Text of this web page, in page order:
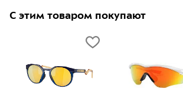
С этим товаром покупают